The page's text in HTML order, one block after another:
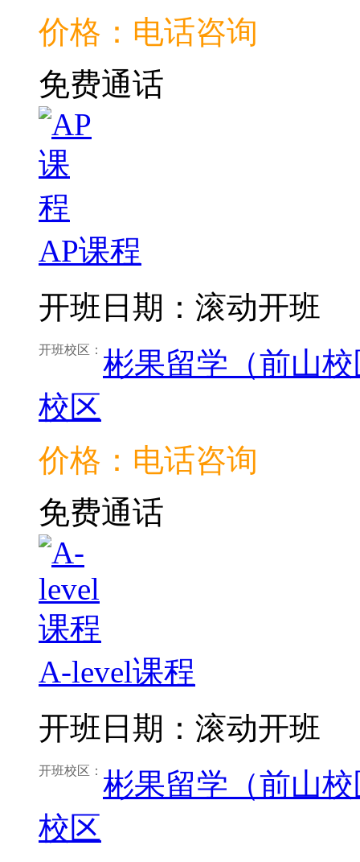
价格：电话咨询
免费通话
AP课程
开班日期：滚动开班
开班校区： 彬果留学（前山
校区
价格：电话咨询
免费通话
A-level课程
开班日期：滚动开班
开班校区： 彬果留学（前山
校区